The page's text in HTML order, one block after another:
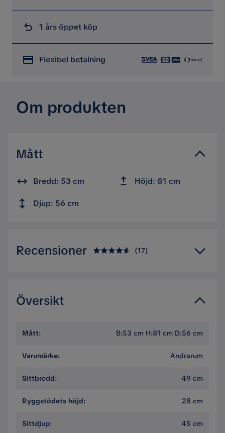
1 års öppet köp
Flexibel betalning
Om produkten
Mått
Bredd: 53 cm Höjd: 81 cm
Djup: 56 cm
Recensioner (17)
T Tyra
Ranglig och ostabil
1 år sedan 1
Översikt
Mått: B:53 cm H:81 cm D:56 cm
Varumärke: Andrarum
Sittbredd: 49 cm
Ryggstödets höjd: 28 cm
Sittdjup: 45 cm